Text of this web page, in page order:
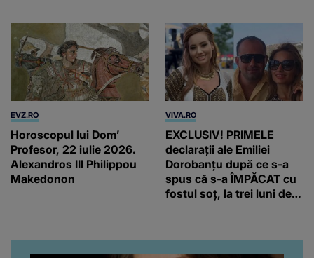
EVZ.RO
Horoscopul lui Dom’
Profesor, 22 iulie 2026.
Alexandros III Philippou
Makedonon
VIVA.RO
EXCLUSIV! PRIMELE
declarații ale Emiliei
Dorobanțu după ce s-a
spus că s-a ÎMPĂCAT cu
fostul soț, la trei luni de
artistă i-a lăsat MASCĂ
pe toți. De data aceasta,